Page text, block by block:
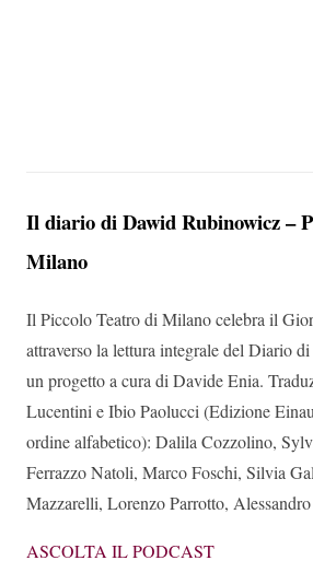
Il diario di Dawid Rubinowicz –
Milano
Il Piccolo Teatro di Milano celebra il
attraverso la lettura integrale del Diario di
un progetto a cura di Davide Enia.
Lucentini e Ibio Paolucci (Edizione
ordine alfabetico): Dalila Cozzolino,
Ferrazzo Natoli, Marco Foschi, Silvia
Mazzarelli, Lorenzo Parrotto,
ASCOLTA IL PODCAST